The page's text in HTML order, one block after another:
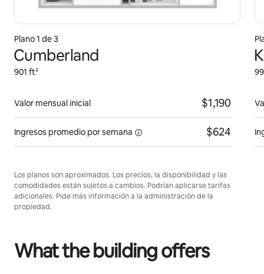
Plano 1 de 3
Cumberland
901 ft²
Valor mensual inicial $1,190
Ingresos promedio por semana $624
Los planos son aproximados. Los precios, la disponibilidad y las
comodidades están sujetos a cambios. Podrían aplicarse tarifas
adicionales. Pide más información a la administración de la
propiedad.
What the building offers